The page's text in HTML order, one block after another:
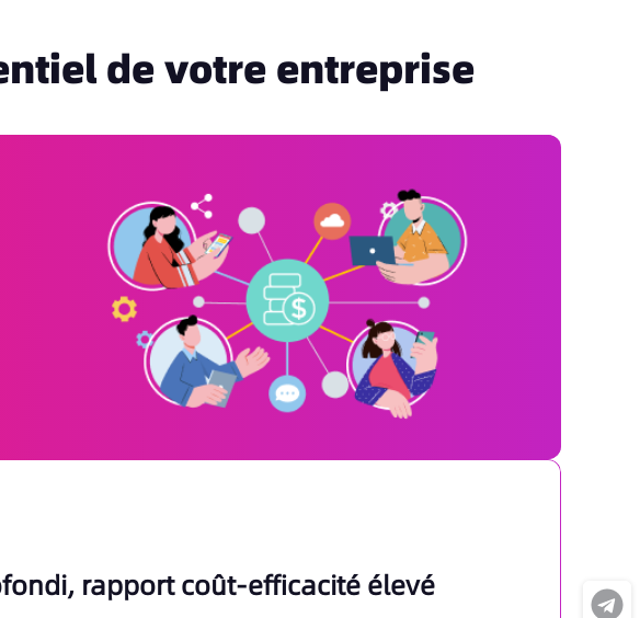
de votre entreprise
rapport coût-efficacité élevé